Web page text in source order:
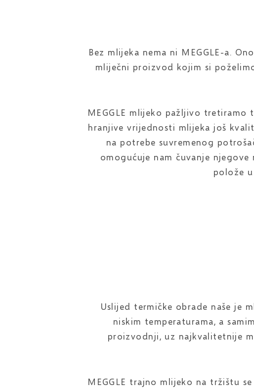
Bez mlijeka nema ni MEGGLE-a.
mliječni proizvod kojim si
MEGGLE mlijeko pažljivo tretiramo
hranjive vrijednosti mlijeka još
na potrebe suvremenog
omogućuje nam čuvanje
polože
Uslijed termičke obrade naše je
niskim temperaturama, a
proizvodnji, uz najkvalitetnije
MEGGLE trajno mlijeko na tržištu